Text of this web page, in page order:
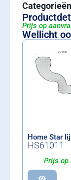
Categorieën
Prijs op
Wellicht
Home Star
HS61011
Prijs op